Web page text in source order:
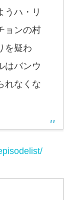
うハ・リ
ョンの村
を疑わ
はバンウ
れなくな